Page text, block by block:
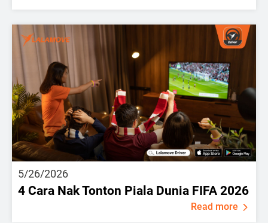
5/26/2026
4 Cara Nak Tonton Piala Dunia FIFA 2026
Read more